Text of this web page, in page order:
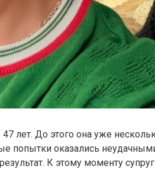
лет. До этого она уже
попытки оказались
К этому моменту